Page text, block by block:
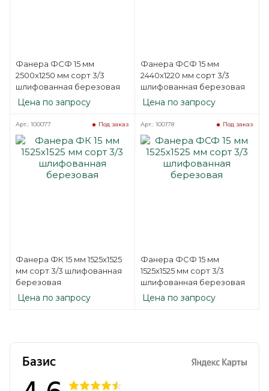
Фанера ФСФ 15 мм
2500х1250 мм сорт 3/3
шлифованная березовая
Цена по запросу
Фанера ФСФ 15 мм
2440х1220 мм сорт 3/3
шлифованная березовая
Цена по запросу
Фанера ФК 15 мм 1525х1525
мм сорт 3/3 шлифованная
березовая
Под заказ
Арт.: 100077
Цена по запросу
Фанера ФСФ 15 мм
1525х1525 мм сорт 3/3
шлифованная березовая
Под заказ
Арт.: 100178
Цена по запросу